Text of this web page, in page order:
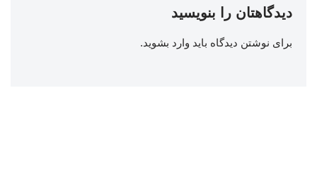
دیدگاهتان را بنویسید
برای نوشتن دیدگاه باید وارد بشوید.